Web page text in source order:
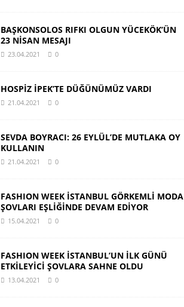
BAŞKONSOLOS RIFKI OLGUN YÜCEKÖK’ÜN
23 NİSAN MESAJI
23.04.2021 0
HOSPİZ İPEK’TE DÜĞÜNÜMÜZ VARDI
21.04.2021 0
SEVDA BOYRACI: 26 EYLÜL’DE MUTLAKA OY
KULLANIN
21.04.2021 0
FASHION WEEK İSTANBUL GÖRKEMLİ MODA
ŞOVLARI EŞLİĞİNDE DEVAM EDİYOR
15.04.2021 0
FASHION WEEK İSTANBUL’UN İLK GÜNÜ
ETKİLEYİCİ ŞOVLARA SAHNE OLDU
13.04.2021 0